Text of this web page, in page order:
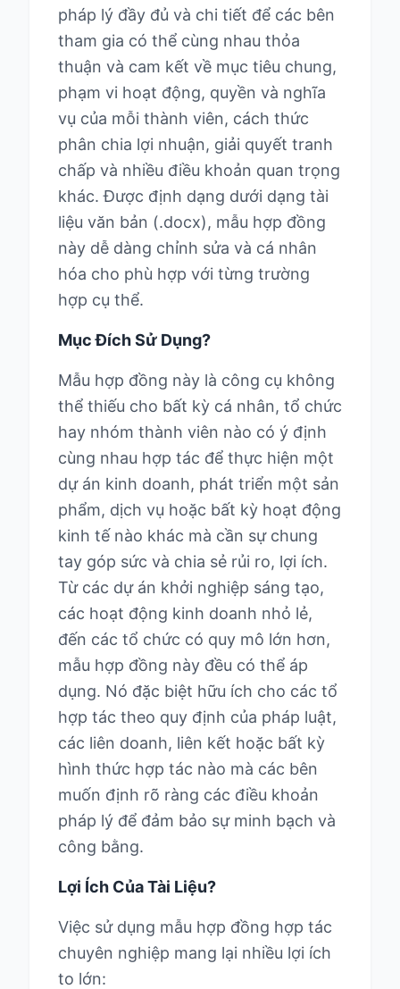
pháp lý đầy đủ và chi tiết để các bên
tham gia có thể cùng nhau thỏa
thuận và cam kết về mục tiêu chung,
phạm vi hoạt động, quyền và nghĩa
vụ của mỗi thành viên, cách thức
phân chia lợi nhuận, giải quyết tranh
chấp và nhiều điều khoản quan trọng
khác. Được định dạng dưới dạng tài
liệu văn bản (.docx), mẫu hợp đồng
này dễ dàng chỉnh sửa và cá nhân
hóa cho phù hợp với từng trường
hợp cụ thể.
Mục Đích Sử Dụng?
Mẫu hợp đồng này là công cụ không
thể thiếu cho bất kỳ cá nhân, tổ chức
hay nhóm thành viên nào có ý định
cùng nhau hợp tác để thực hiện một
dự án kinh doanh, phát triển một sản
phẩm, dịch vụ hoặc bất kỳ hoạt động
kinh tế nào khác mà cần sự chung
tay góp sức và chia sẻ rủi ro, lợi ích.
Từ các dự án khởi nghiệp sáng tạo,
các hoạt động kinh doanh nhỏ lẻ,
đến các tổ chức có quy mô lớn hơn,
mẫu hợp đồng này đều có thể áp
dụng. Nó đặc biệt hữu ích cho các tổ
hợp tác theo quy định của pháp luật,
các liên doanh, liên kết hoặc bất kỳ
hình thức hợp tác nào mà các bên
muốn định rõ ràng các điều khoản
pháp lý để đảm bảo sự minh bạch và
công bằng.
Lợi Ích Của Tài Liệu?
Việc sử dụng mẫu hợp đồng hợp tác
chuyên nghiệp mang lại nhiều lợi ích
to lớn: